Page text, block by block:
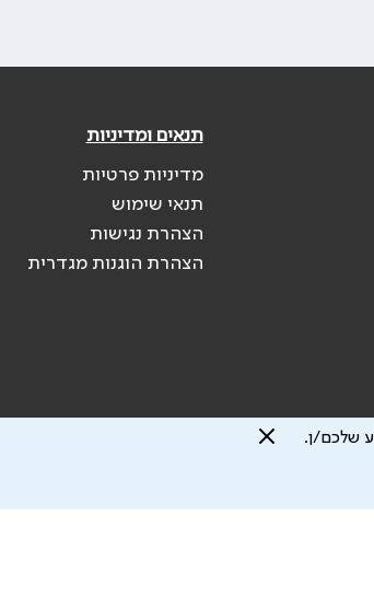
תנאים ומדיניות
מדיניות פרטיות
תנאי שימוש
הצהרת נגישות
הצהרת הוגנות מגדרית
שלכם/ן.